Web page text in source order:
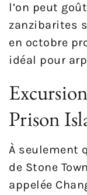
l’on peut
zanzibarites
en octobre
idéal pour
Prison
À seulement
de Stone
appelée